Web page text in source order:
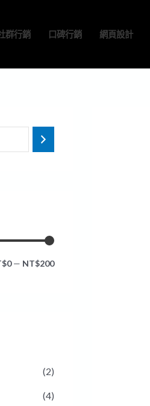
群行銷 口碑行銷 網頁設計
i
p
c
a
p
c
— NT$200
(2)
(4)